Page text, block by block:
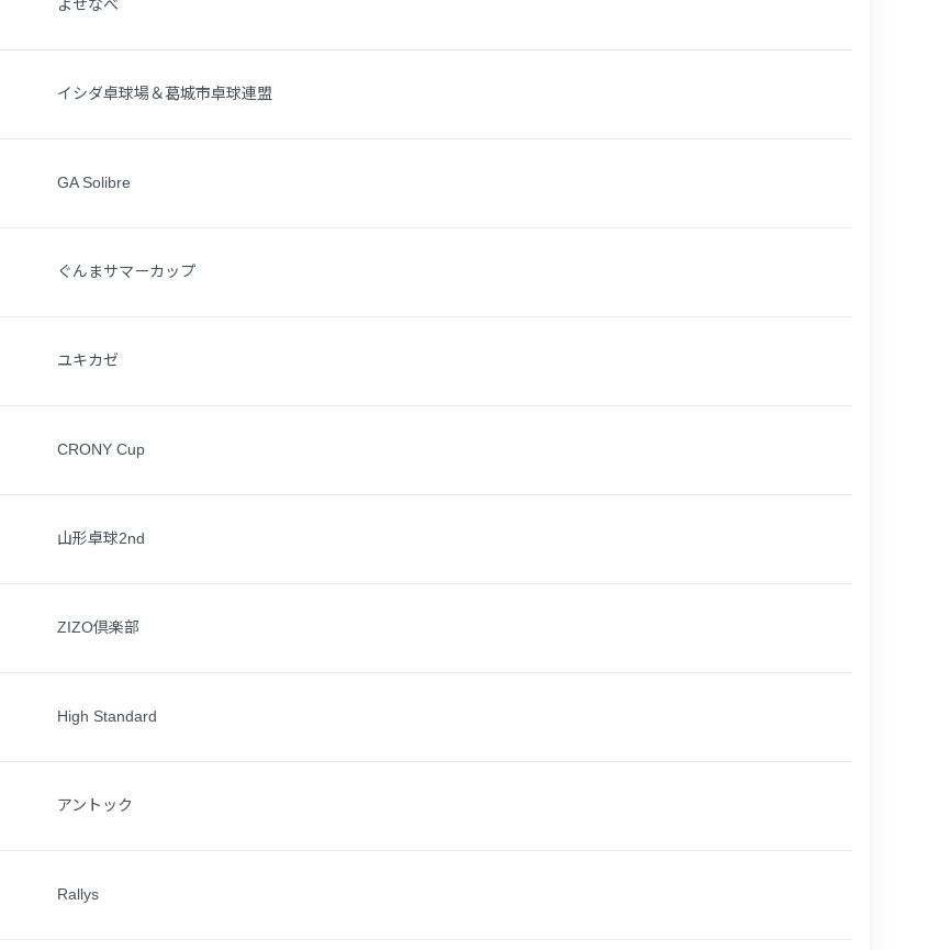
よせなべ
イシダ卓球場＆葛城市卓球連盟
GA Solibre
ぐんまサマーカップ
ユキカゼ
CRONY Cup
山形卓球2nd
ZIZO倶楽部
High Standard
アントック
Rallys